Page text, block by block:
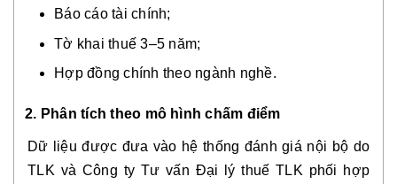
Báo cáo tài chính;
Tờ khai thuế 3–5 năm;
Hợp đồng chính theo ngành nghề.
2. Phân tích theo mô hình chấm điểm
Dữ liệu được đưa vào hệ thống đánh giá nội bộ do
TLK và Công ty Tư vấn Đại lý thuế TLK phối hợp